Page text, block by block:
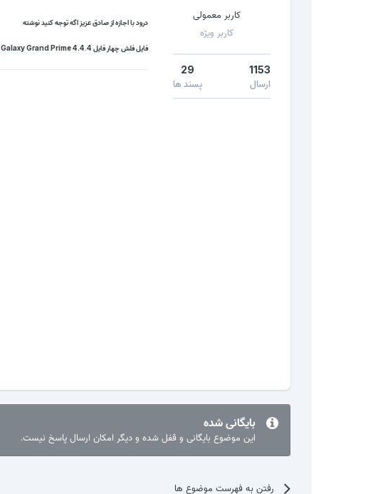
کاربر معمولی
کاربر ویژه
1153
ارسال
29
پسند ها
درود با اجازه از صادق عزیز اگه توجه کنید نوشته
فایل فلش چهار فایل Galaxy Grand Prime 4.4.4
بایگانی شده
این موضوع بایگانی و قفل شده و دیگر امکان ارسال پاسخ نیست.
رفتن به فهرست موضوع ها